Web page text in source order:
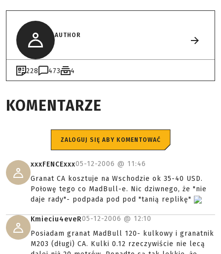
AUTHOR
228 473 4
KOMENTARZE
ZALOGUJ SIĘ ABY KOMENTOWAĆ
xxxFENCExxx05-12-2006 @ 11:46
Granat CA kosztuje na Wschodzie ok 35-40 USD.
Połowę tego co MadBull-e. Nic dziwnego, że "nie
daje rady"- podpada pod pod "tanią replikę"
Kmieciu4eveR05-12-2006 @ 12:10
Posiadam granat MadBull 120- kulkowy i granatnik
M203 (długi) CA. Kulki 0.12 rzeczywiście nie lecą